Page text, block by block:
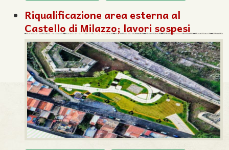
Riqualificazione area esterna al
Castello di Milazzo; lavori sospesi